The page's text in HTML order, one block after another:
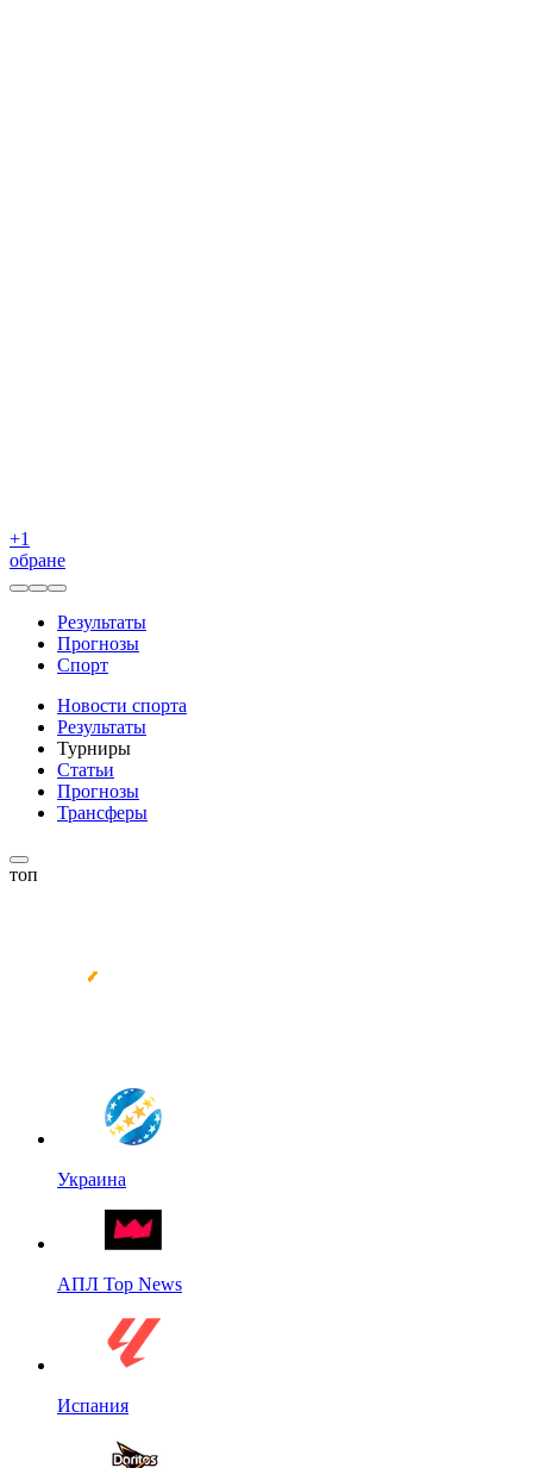
+1
обране
Результаты
Прогнозы
Спорт
Новости спорта
Результаты
Турниры
Статьи
Прогнозы
Трансферы
топ
Украина
АПЛ Top News
Испания